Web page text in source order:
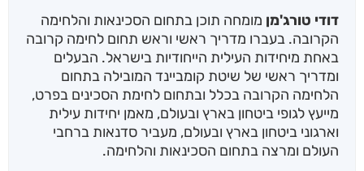
דודי טורג'מן מומחה תוכן בתחום הסכינאות והלחימה
הקרובה. בעברו מדריך ראשי וראש תחום לחימה קרובה
באחת מיחידות העילית הייחודיות בישראל. הבעלים
ומדריך ראשי של שיטת קומביינד המובילה בתחום
הלחימה הקרובה בכלל ובתחום לחימת הסכינים בפרט,
מייעץ לגופי ביטחון בארץ ובעולם, מאמן יחידות עילית
וארגוני ביטחון בארץ ובעולם, מעביר סדנאות ברחבי
העולם ומרצה בתחום הסכינאות והלחימה.